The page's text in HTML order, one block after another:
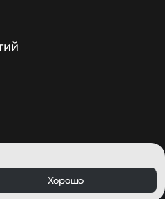
Хорошо